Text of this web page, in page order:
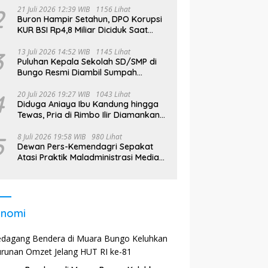
21 Juli 2026 12:39 WIB 1156 Lihat
Buron Hampir Setahun, DPO Korupsi
KUR BSI Rp4,8 Miliar Diciduk Saat
13 Juli 2026 14:52 WIB 1145 Lihat
Puluhan Kepala Sekolah SD/SMP di
Bungo Resmi Diambil Sumpah
20 Juli 2026 19:27 WIB 1043 Lihat
Diduga Aniaya Ibu Kandung hingga
Tewas, Pria di Rimbo Ilir Diamankan
8 Juli 2026 19:58 WIB 980 Lihat
Dewan Pers-Kemendagri Sepakat
Atasi Praktik Maladministrasi Media